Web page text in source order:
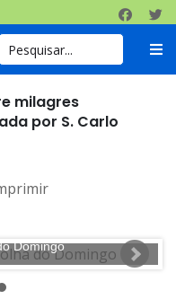
milagres
por S. Carlo
Domingo